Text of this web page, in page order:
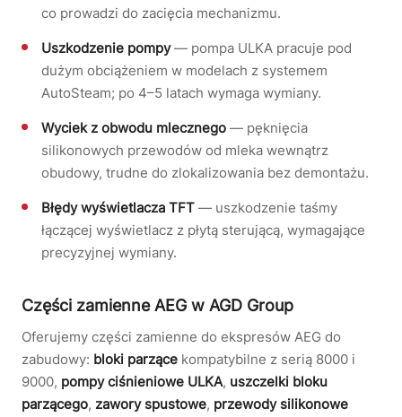
co prowadzi do zacięcia mechanizmu.
Uszkodzenie pompy— pompa ULKA pracuje pod
dużym obciążeniem w modelach z systemem
AutoSteam; po 4–5 latach wymaga wymiany.
Wyciek z obwodu mlecznego — pęknięcia
silikonowych przewodów od mleka wewnątrz
obudowy, trudne do zlokalizowania bez demontażu.
Błędy wyświetlacza TFT — uszkodzenie taśmy
łączącej wyświetlacz z płytą sterującą, wymagające
precyzyjnej wymiany.
Części zamienne AEG w AGD Group
Oferujemy części zamienne do ekspresów AEG do
zabudowy: bloki parzące kompatybilne z serią 8000 i
9000, pompy ciśnieniowe ULKA, uszczelki bloku
parzącego, zawory spustowe, przewody silikonowe